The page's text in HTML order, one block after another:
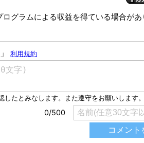
グラムによる収益を得ている場合があ